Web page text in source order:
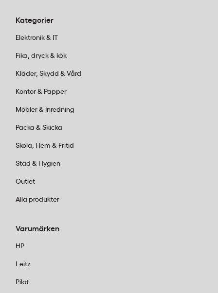
Kategorier
Elektronik & IT
Fika, dryck & kök
Kläder, Skydd & Vård
Kontor & Papper
Möbler & Inredning
Packa & Skicka
Skola, Hem & Fritid
Städ & Hygien
Outlet
Alla produkter
Varumärken
HP
Leitz
Pilot